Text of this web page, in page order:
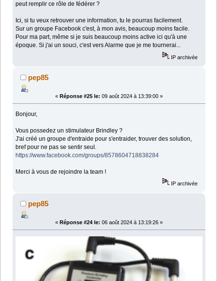
peut remplir ce rôle de fédérer ?
Ici, si tu veux retrouver une information, tu le pourras facilement.
Sur un groupe Facebook c'est, à mon avis, beaucoup moins facile.
Pour ma part, même si je suis beaucoup moins active ici qu'à une
époque. Si j'ai un souci, c'est vers Alarme que je me tournerai...
IP archivée
pep85
« Réponse #25 le: 09 août 2024 à 13:39:00 »
Bonjour,
Vous possedez un stimulateur Brindley ?
J'ai créé un groupe d'entraide pour s'entraider, trouver des solution,
bref pour ne pas se sentir seul.
https://www.facebook.com/groups/8578604718838284
Merci à vous de rejoindre la team !
IP archivée
pep85
« Réponse #24 le: 06 août 2024 à 13:19:26 »